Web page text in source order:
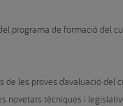
programa de formació del
les proves d’avaluació del
novetats tècniques i